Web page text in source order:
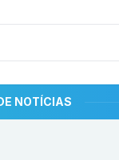
NOTÍCIAS